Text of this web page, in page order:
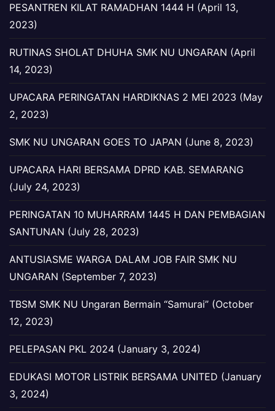
PESANTREN KILAT RAMADHAN 1444 H (April 13,
2023)
RUTINAS SHOLAT DHUHA SMK NU UNGARAN (April
14, 2023)
UPACARA PERINGATAN HARDIKNAS 2 MEI 2023 (May
2, 2023)
SMK NU UNGARAN GOES TO JAPAN (June 8, 2023)
UPACARA HARI BERSAMA DPRD KAB. SEMARANG
(July 24, 2023)
PERINGATAN 10 MUHARRAM 1445 H DAN PEMBAGIAN
SANTUNAN (July 28, 2023)
ANTUSIASME WARGA DALAM JOB FAIR SMK NU
UNGARAN (September 7, 2023)
TBSM SMK NU Ungaran Bermain “Samurai” (October
12, 2023)
PELEPASAN PKL 2024 (January 3, 2024)
EDUKASI MOTOR LISTRIK BERSAMA UNITED (January
3, 2024)